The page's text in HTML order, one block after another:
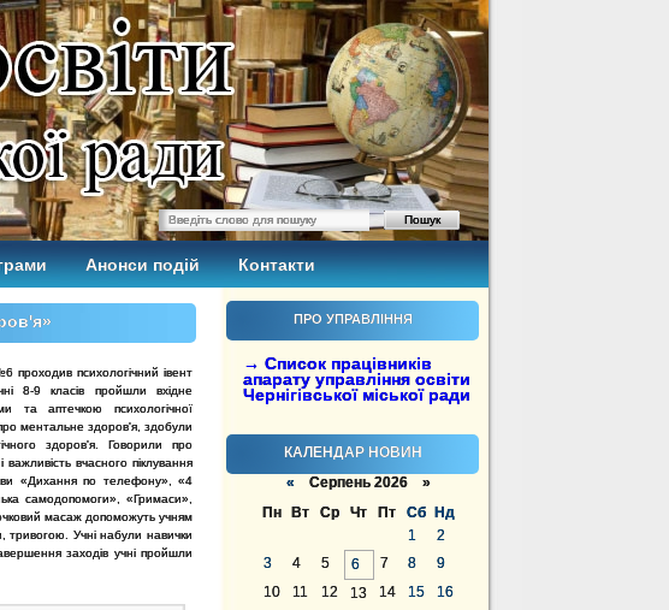
Анонси подій Контакти
ПРО УПРАВЛІННЯ
→ Список працівників
апарату управління освіти
Чернігівської міської ради
КАЛЕНДАР НОВИН
« Серпень 2026 »
Пн
Вт Ср Чт Пт Сб
Нд
1
2
3
4 5 6 7 8
9
10
11 12 13 14 15
16
проходив психологічний івент
8-9 класів пройшли вхідне
та аптечкою психологічної
ментальне здоров'я, здобули
здоров'я. Говорили про
важливість вчасного піклування
«Дихання по телефону», «4
самодопомоги», «Гримаси»,
масаж допоможуть учням
тривогою. Учні набули навички
заходів учні пройшли